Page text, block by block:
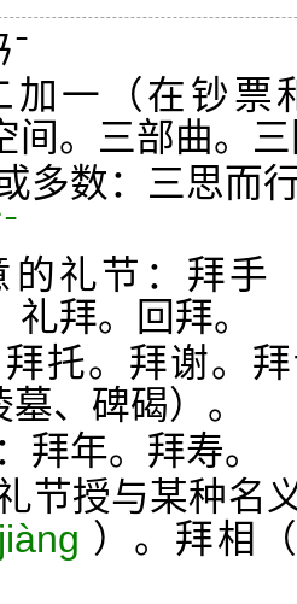
ˉ
一（在钞票
间。三部曲。
多数：三思而
礼节：拜手
拜。回拜。
托。拜谢。
、碑碣）。
年。拜寿。
节授与某种名
jiàng ）。拜相